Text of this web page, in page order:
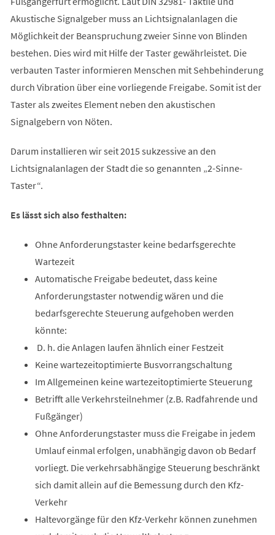
Akustische Signalgeber muss an Lichtsignalanlagen die
Möglichkeit der Beanspruchung zweier Sinne von Blinden
bestehen. Dies wird mit Hilfe der Taster gewährleistet. Die
verbauten Taster informieren Menschen mit Sehbehinderung
durch Vibration über eine vorliegende Freigabe. Somit ist der
Taster als zweites Element neben den akustischen
Signalgebern von Nöten.
Darum installieren wir seit 2015 sukzessive an den
Lichtsignalanlagen der Stadt die so genannten „2-Sinne-
Taster“.
Es lässt sich also festhalten:
Ohne Anforderungstaster keine bedarfsgerechte
Wartezeit
Automatische Freigabe bedeutet, dass keine
Anforderungstaster notwendig wären und die
bedarfsgerechte Steuerung aufgehoben werden
könnte:
D. h. die Anlagen laufen ähnlich einer Festzeit
Keine wartezeitoptimierte Busvorrangschaltung
Im Allgemeinen keine wartezeitoptimierte Steuerung
Betrifft alle Verkehrsteilnehmer (z.B. Radfahrende und
Fußgänger)
Ohne Anforderungstaster muss die Freigabe in jedem
Umlauf einmal erfolgen, unabhängig davon ob Bedarf
vorliegt. Die verkehrsabhängige Steuerung beschränkt
sich damit allein auf die Bemessung durch den Kfz-
Verkehr
Haltevorgänge für den Kfz-Verkehr können zunehmen